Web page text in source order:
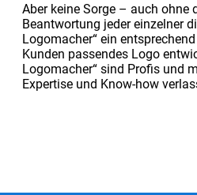
Aber keine Sorge – auch ohne
Beantwortung jeder einzelner
Logomacher“ ein
Kunden passendes Logo
Logomacher“ sind Profis und
Expertise und Know-how